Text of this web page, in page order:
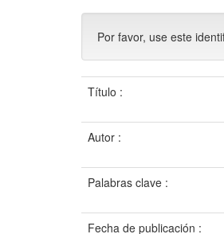
Por favor, use este
Título :
Autor :
Palabras clave :
Fecha de publicación :